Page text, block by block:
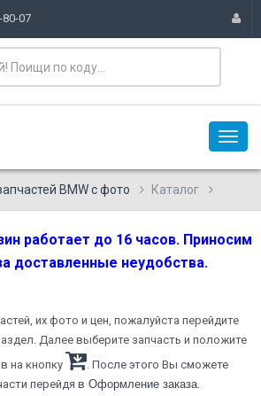
80-07
BMW с фото Каталог
работает до 16 часов. Приносим
доставленные неудобства.
их фото и цен, пожалуйста перейдите
Далее выберите запчасть и положите
на кнопку
. После этого Вы сможете
перейдя в Оформление заказа.